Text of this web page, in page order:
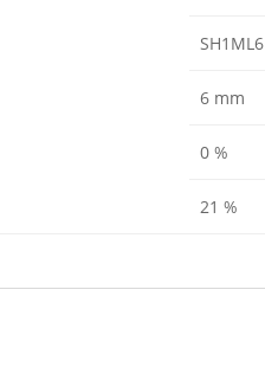
SH1ML6
6 mm
0 %
21 %